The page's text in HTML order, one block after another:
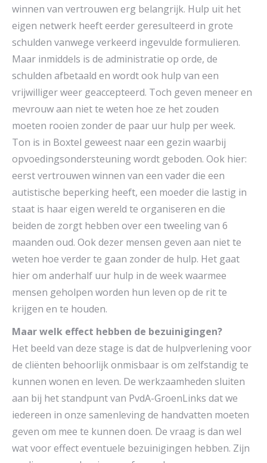
winnen van vertrouwen erg belangrijk. Hulp uit het
eigen netwerk heeft eerder geresulteerd in grote
schulden vanwege verkeerd ingevulde formulieren.
Maar inmiddels is de administratie op orde, de
schulden afbetaald en wordt ook hulp van een
vrijwilliger weer geaccepteerd. Toch geven meneer en
mevrouw aan niet te weten hoe ze het zouden
moeten rooien zonder de paar uur hulp per week.
Ton is in Boxtel geweest naar een gezin waarbij
opvoedingsondersteuning wordt geboden. Ook hier:
eerst vertrouwen winnen van een vader die een
autistische beperking heeft, een moeder die lastig in
staat is haar eigen wereld te organiseren en die
beiden de zorgt hebben over een tweeling van 6
maanden oud. Ook dezer mensen geven aan niet te
weten hoe verder te gaan zonder de hulp. Het gaat
hier om anderhalf uur hulp in de week waarmee
mensen geholpen worden hun leven op de rit te
krijgen en te houden.
Maar welk effect hebben de bezuinigingen?
Het beeld van deze stage is dat de hulpverlening voor
de cliënten behoorlijk onmisbaar is om zelfstandig te
kunnen wonen en leven. De werkzaamheden sluiten
aan bij het standpunt van PvdA-GroenLinks dat we
iedereen in onze samenleving de handvatten moeten
geven om mee te kunnen doen. De vraag is dan wel
wat voor effect eventuele bezuinigingen hebben. Zijn